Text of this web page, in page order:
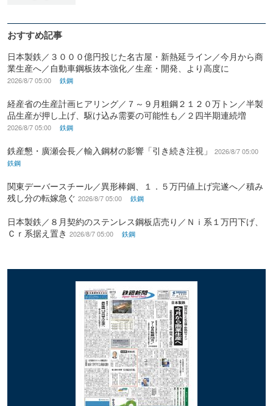
おすすめ記事
日本製鉄／３０００億円投じた名古屋・新熱延ライン／今月から商
業生産へ／自動車鋼板抜本強化／生産・開発、より高度に
2026/8/7 05:00 鉄鋼
経産省の生産計画ヒアリング／７～９月粗鋼２１２０万トン／半製
品生産が押し上げ、駆け込み需要の可能性も／２四半期連続増
2026/8/7 05:00 鉄鋼
鉄産懇・廣瀬会長／輸入鋼材の影響「引き続き注視」
2026/8/7 05:00
鉄鋼
関東デーバースチール／異形棒鋼、１．５万円値上げ完遂へ／積み
残し分の転嫁急ぐ 2026/8/7 05:00 鉄鋼
日本製鉄／８月契約のステンレス鋼板店売り／Ｎｉ系１万円下げ、
Ｃｒ系据え置き 2026/8/7 05:00 鉄鋼